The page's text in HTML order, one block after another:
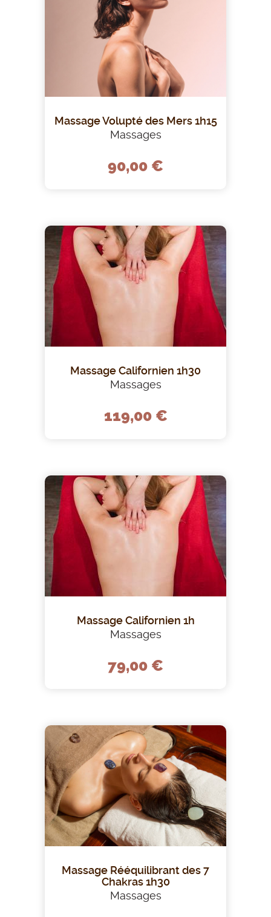
Massage Volupté des Mers 1h15
Massages
90,00 €
Massage Californien 1h30
Massages
119,00 €
Massage Californien 1h
Massages
79,00 €
Massage Rééquilibrant des 7
Chakras 1h30
Massages